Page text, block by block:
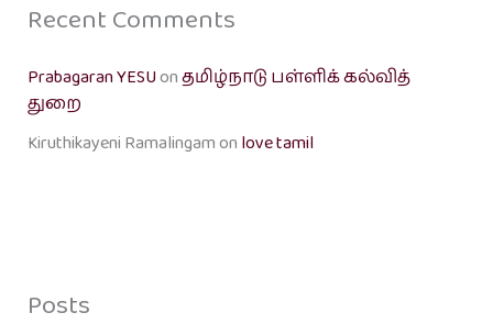
Recent Comments
Prabagaran YESUonதமிழ்நாடு பள்ளிக் கல்வித்
துறை
Kiruthikayeni Ramalingamon love tamil
Posts